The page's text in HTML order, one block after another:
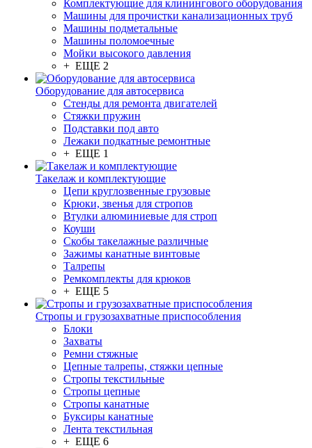
Комплектующие для клинингового оборудования
Машины для прочистки канализационных труб
Машины подметальные
Машины поломоечные
Мойки высокого давления
+ ЕЩЕ 2
Оборудование для автосервиса
Стенды для ремонта двигателей
Стяжки пружин
Подставки под авто
Лежаки подкатные ремонтные
+ ЕЩЕ 1
Такелаж и комплектующие
Цепи круглозвенные грузовые
Крюки, звенья для стропов
Втулки алюминиевые для строп
Коуши
Скобы такелажные различные
Зажимы канатные винтовые
Талрепы
Ремкомплекты для крюков
+ ЕЩЕ 5
Стропы и грузозахватные приспособления
Блоки
Захваты
Ремни стяжные
Цепные талрепы, стяжки цепные
Стропы текстильные
Стропы цепные
Стропы канатные
Буксиры канатные
Лента текстильная
+ ЕЩЕ 6